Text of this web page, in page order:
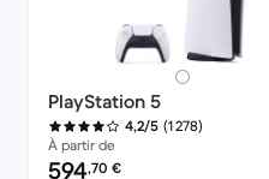
PlayStation 5
4,2/5 (1 278)
À partir de
Prix reconditionné :
594,70 €